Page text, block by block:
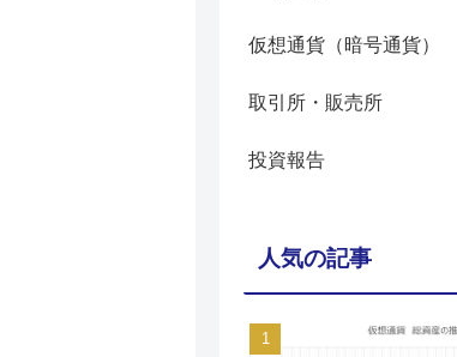
仮想通貨（暗号通貨）
取引所・販売所
投資報告
人気の記事